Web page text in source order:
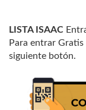
LISTA ISAAC
Para entrar
siguiente botón.